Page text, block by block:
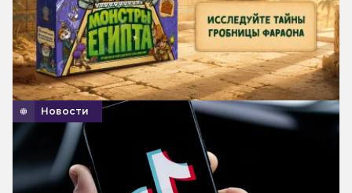
Новости